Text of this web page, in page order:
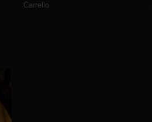
Carrello